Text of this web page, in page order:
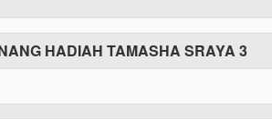
HADIAH TAMASHA SRAYA 3